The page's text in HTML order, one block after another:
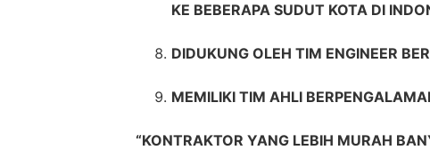
KE BEBERAPA SUDUT KOTA DI
DIDUKUNG OLEH TIM ENGINEER
MEMILIKI TIM AHLI
“KONTRAKTOR YANG LEBIH MURAH